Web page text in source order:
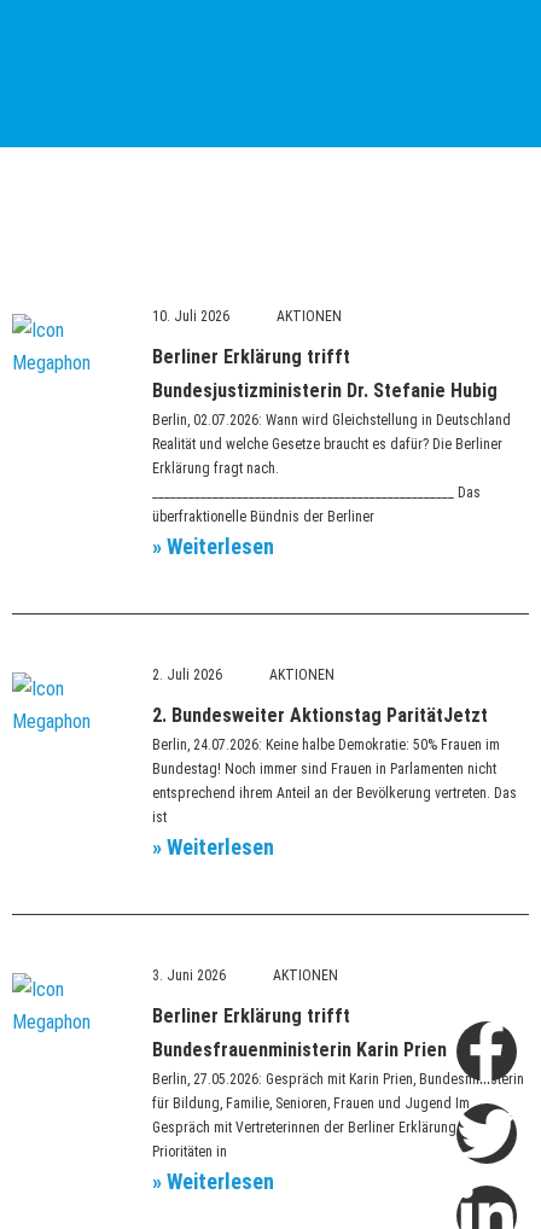
Berliner Erklärung trifft
Bundesjustizministerin Dr. Stefanie Hubig
10. Juli 2026
Berlin, 02.07.2026: Wann wird Gleichstellung in Deutschland
Realität und welche Gesetze braucht es dafür? Die Berliner
Erklärung fragt nach.
__________________________________________________ Das
überfraktionelle Bündnis der Berliner
» Weiterlesen
2. Bundesweiter Aktionstag ParitätJetzt
2. Juli 2026
Berlin, 24.07.2026: Keine halbe Demokratie: 50% Frauen im
Bundestag! Noch immer sind Frauen in Parlamenten nicht
entsprechend ihrem Anteil an der Bevölkerung vertreten. Das
ist
» Weiterlesen
Berliner Erklärung trifft
Bundesfrauenministerin Karin Prien
3. Juni 2026
Berlin, 27.05.2026: Gespräch mit Karin Prien, Bundesministerin
für Bildung, Familie, Senioren, Frauen und Jugend Im
Gespräch mit Vertreterinnen der Berliner Erklärung zu den
Prioritäten in
» Weiterlesen
Seite Seite Seite Seite
f
in
At